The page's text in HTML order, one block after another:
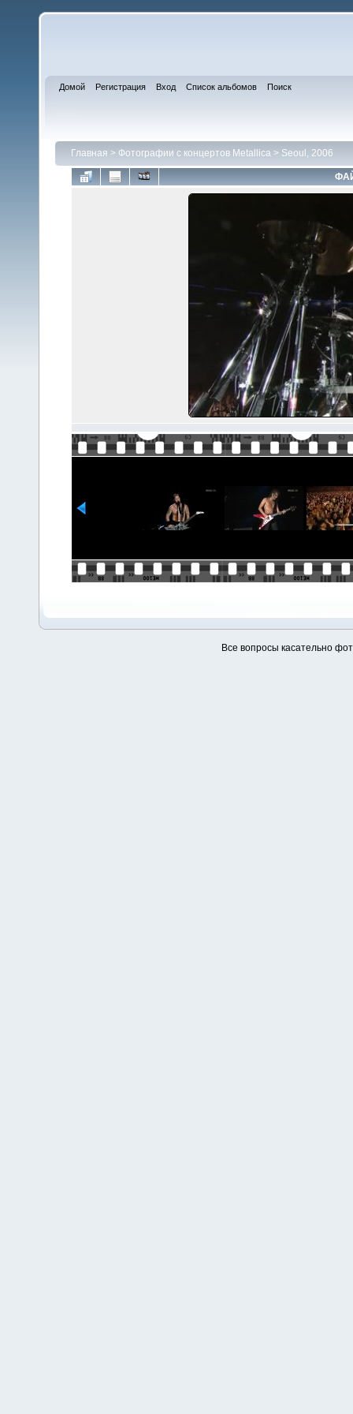
Домой Регистрация Вход Список альбомов Поиск
Главная > Фотографии с концертов Metallica > Seoul, 2006
Все вопросы касательно